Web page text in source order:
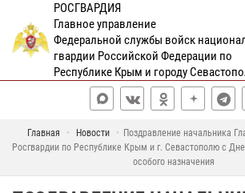
РОСГВАРДИЯ
Главное управление
Федеральной службы войск
гвардии Российской Федерации по
Республике Крым и городу
Главная Новости
Поздравление начальника
Росгвардии по Республике Крым и г. Севастополю с
особого назначения